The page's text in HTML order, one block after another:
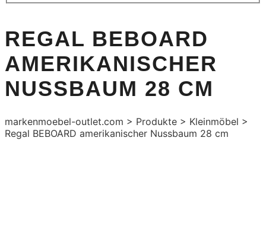
REGAL BEBOARD
AMERIKANISCHER
NUSSBAUM 28 CM
markenmoebel-outlet.com > Produkte > Kleinmöbel >
Regal BEBOARD amerikanischer Nussbaum 28 cm